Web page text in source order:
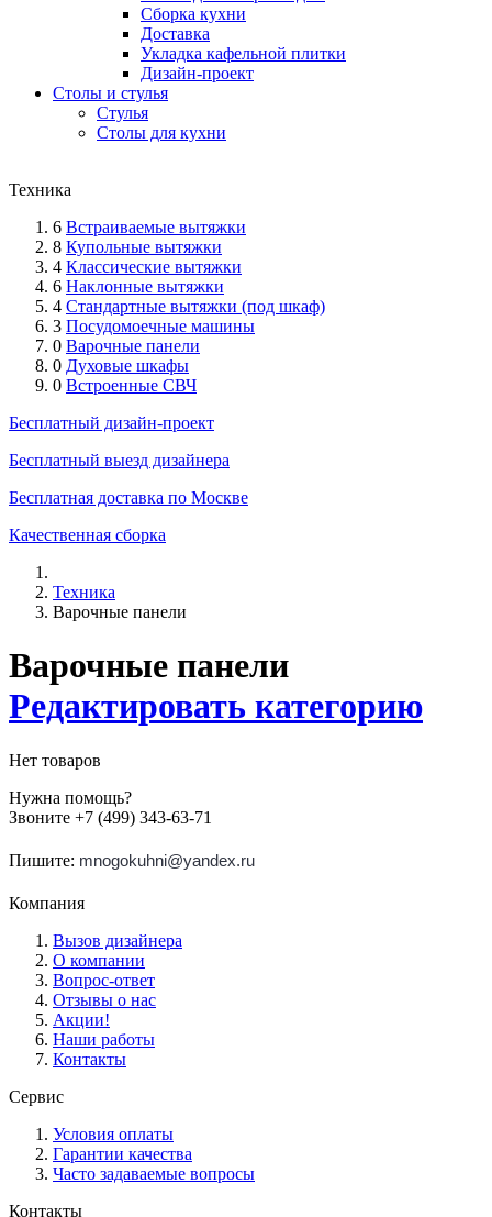
Сборка кухни
Доставка
Укладка кафельной плитки
Дизайн-проект
Столы и стулья
Стулья
Столы для кухни
Техника
6 Встраиваемые вытяжки
8 Купольные вытяжки
4 Классические вытяжки
6 Наклонные вытяжки
4 Стандартные вытяжки (под шкаф)
3 Посудомоечные машины
0 Варочные панели
0 Духовые шкафы
0 Встроенные СВЧ
Бесплатный дизайн-проект
Бесплатный выезд дизайнера
Бесплатная доставка по Москве
Качественная сборка
Техника
Варочные панели
Варочные панели
Редактировать категорию
Нет товаров
Нужна помощь?
Звоните +7 (499) 343-63-71
Пишите: mnogokuhni@yandex.ru
Компания
Вызов дизайнера
О компании
Вопрос-ответ
Отзывы о нас
Акции!
Наши работы
Контакты
Сервис
Условия оплаты
Гарантии качества
Часто задаваемые вопросы
Контакты